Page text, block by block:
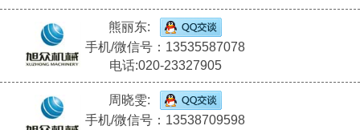
熊丽东:
手机/微信号：13535587078
电话:020-23327905
周晓雯:
手机/微信号：13538709598